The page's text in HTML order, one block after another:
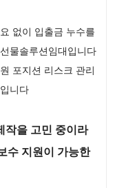
없이 입출금 누수를
물솔루션임대입니다
포지션 리스크 관리
니다
작을 고민 중이라
수 지원이 가능한